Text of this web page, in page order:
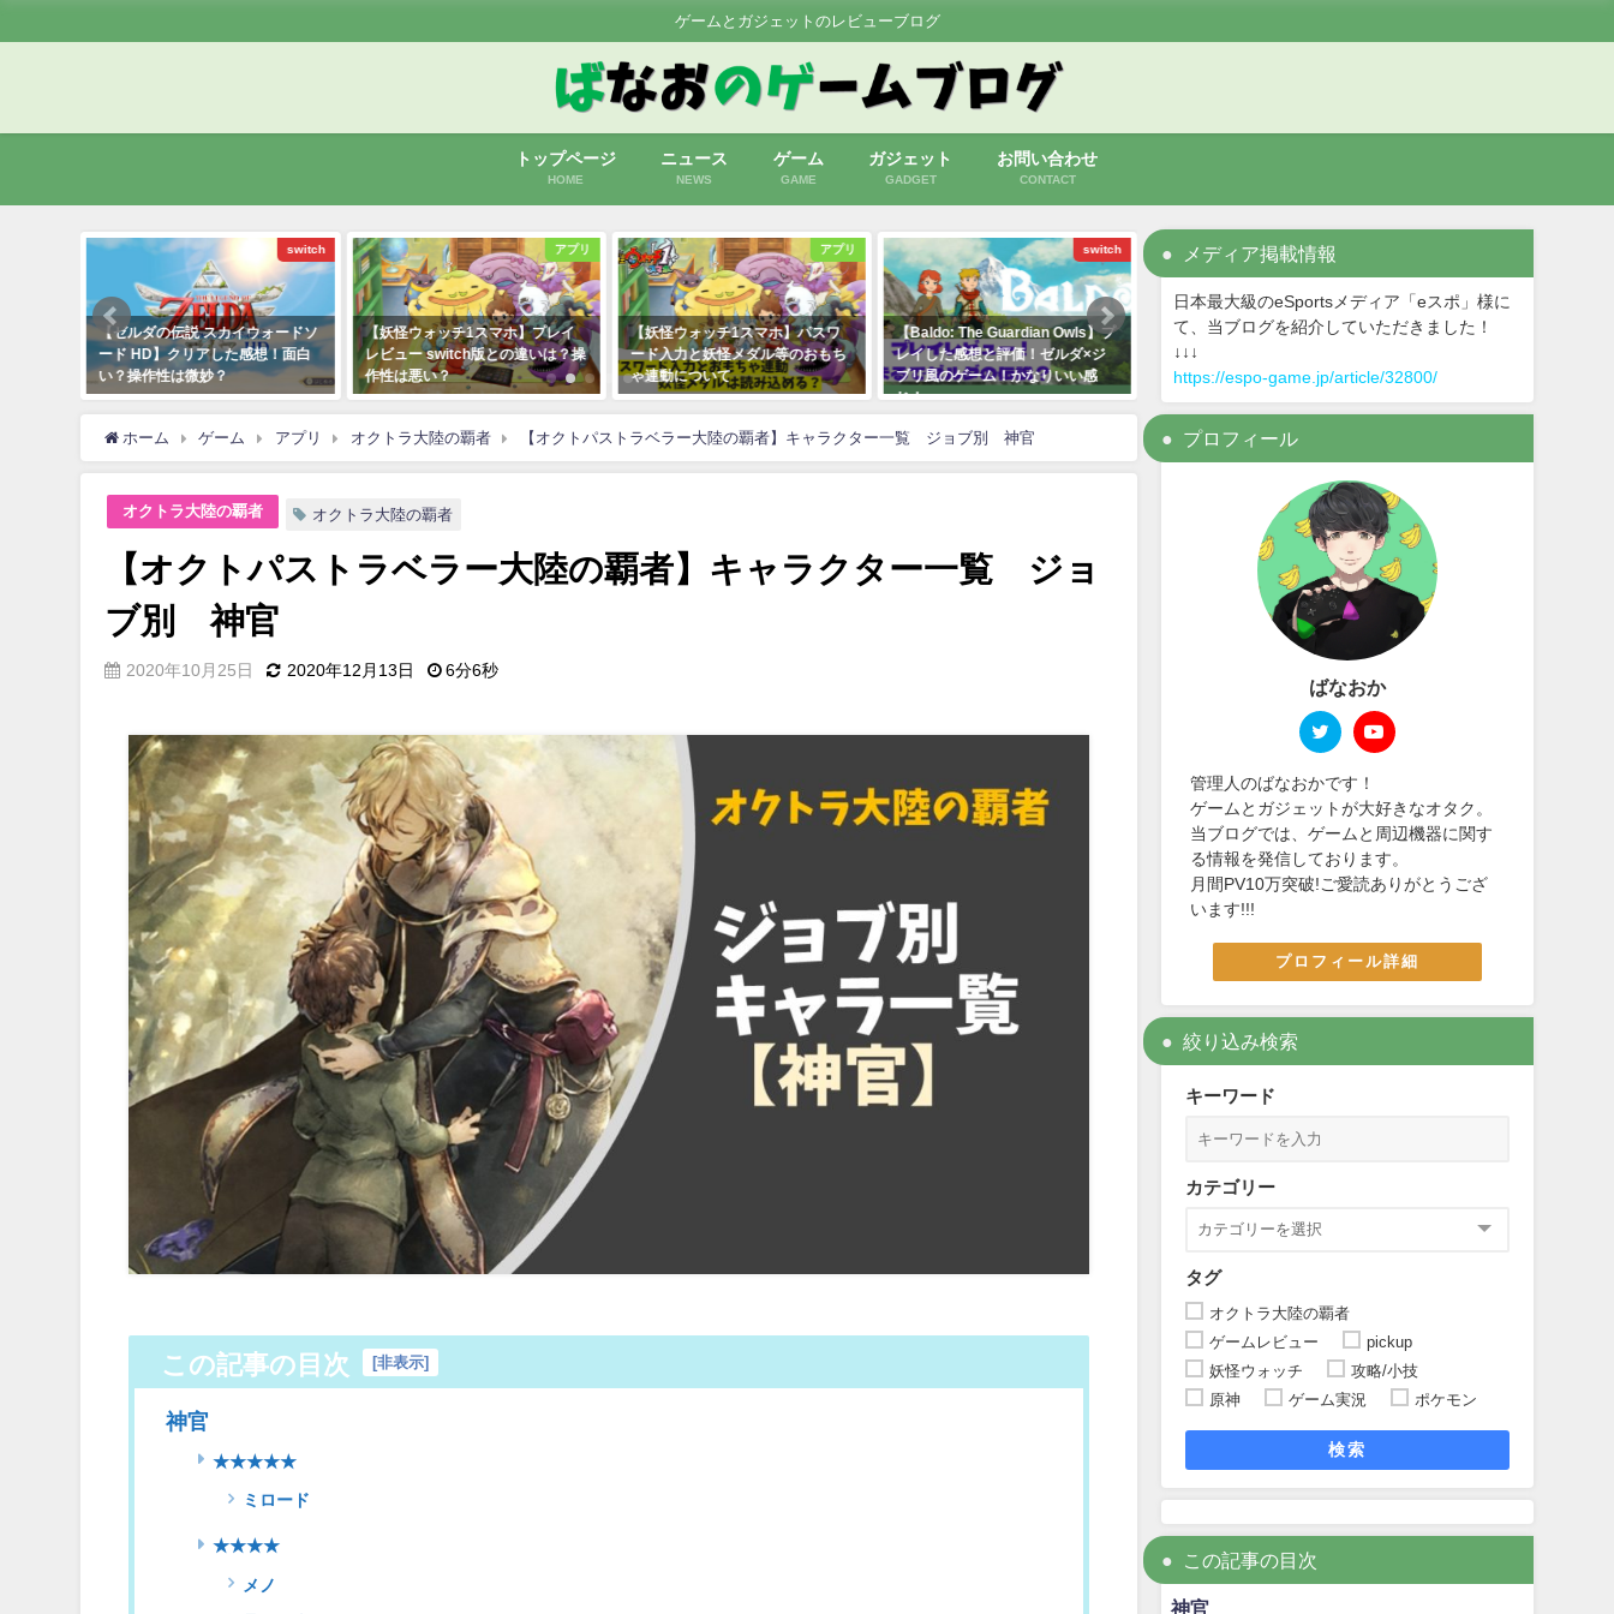
ゲームとガジェットのレビューブログ
トップページ
HOME
ニュース
NEWS
ゲーム
GAME
ガジェット
GADGET
お問い合わせ
CONTACT
アプリ
【妖怪ウォッチ1スマホ】プレイ
レビュー switch版との違いは？操
作性は悪い？
アプリ
【妖怪ウォッチ1スマホ】パスワ
ード入力と妖怪メダル等のおもち
ゃ連動について
switch
【Baldo: The Guardian Owls】プ
レイした感想と評価！ゼルダ×ジ
ブリ風のゲーム！かなりいい感
じ！
switch
【新すばらしきこのせかい】20時
間プレイした評価と感想！
2021年7月29日
【マリオゴルフ スーパーラッシ
ュ】20時間プレイした感想！微妙
な部分も多いが面白い！
2021年6月29日
【オクトパストラベラー
2020年11月11日
ホーム ゲーム アプリ オクトラ大陸の覇者 【オクトパストラベラー大陸の覇者】キャラクター一覧 ジョブ別 神官
オクトラ大陸の覇者 オクトラ大陸の覇者
【オクトパストラベラー大陸の覇者】キャラクター一覧 ジョ
ブ別 神官
2020年10月25日 2020年12月13日 6分6秒
この記事の目次 [非表示]
神官
★★★★★
ミロード
★★★★
メノ
メディア掲載情報
日本最大級のeSportsメディア「eスポ」様に
て、当ブログを紹介していただきました！
↓↓↓
https://espo-game.jp/article/32800/
プロフィール
ばなおか
管理人のばなおかです！
ゲームとガジェットが大好きなオタク。
当ブログでは、ゲームと周辺機器に関す
る情報を発信しております。
月間PV10万突破!ご愛読ありがとうござ
います!!!
プロフィール詳細
絞り込み検索
キーワード
カテゴリー
タグ
オクトラ大陸の覇者
ゲームレビュー
pickup
妖怪ウォッチ
攻略/小技
原神
ゲーム実況 ポケモン
検索
この記事の目次
神官